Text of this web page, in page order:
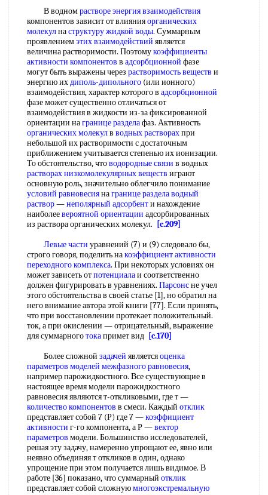
В водномрастворе энергия взаимодействия
компонентов зависит от влиянияорганических
молекулнаструктуру жидкой воды. Суммарным
проявлениемэтих взаимодействий является
величина растворимости. Поэтомукоэффициенты
активности компонентов в адсорбционной фазе
могут быть выражены через растворимость веществ и
энергию ихдиполь-дипольного (или ионного)
взаимодействия, характер которого в адсорбционной
фазе может существенно отличаться от
взаимодействия в жидкости из-за фиксированной
ориентации награнице разделафаз. Активность
органических молекулв водных растворахпри
небольшой их растворимости с достаточным
приближением учитывается степенью их ионизации.
То обстоятельство, чтоводородные связи в водных
растворах низкомолекулярных веществ играют
основную роль, значительно облегчило понимание
условий равновесиянагранице разделаводный
раствор—неполярный адсорбенти нахождение
наиболеевероятной ориентации адсорбированных
из раствора органических молекул.
[c.209]
Левые части уравнений (7) и (9) следовало бы,
строго говоря, поделить накоэффициент активности
переходного комплекса. При некоторых условиях он
может зависеть отпотенциалаи соответственно
должен фигурировать в уравнениях. Парсонсне учел
этого обстоятельства в своей статье [1], но обратил на
него внимание автора этой книги [77]. Если принять,
что при восстановлении протекает положительный.
ток, а при окислении — отрицательный, выражение
для суммарноготокапримет вид [c.170]
Более сложной задачей являетсяоценка
параметров моделей межфазного равновесия,
например парожидкостного. Все существующие в
настоящее время модели парожидкостного
равновесия являются т-откликовыми, где т —
количество компонентов в смеси. Каждый отклик
представляет собой 7 (Р) где 7 —коэффициент
активности г-го компонента, а Р —вектор
параметров модели. Большинство исследователей,
решая эту задачу, намеренно упрощают ее, явно или
неявно объединяя т откликов в один, однако
упрощение при этом получается лишь видимое. В
работе [36] показано, что суммарный отклик
представляет собой сложнуюмногоэкстремальную